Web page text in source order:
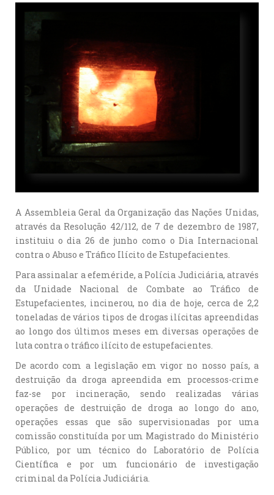
A Assembleia Geral da Organização das Nações Unidas,
através da Resolução 42/112, de 7 de dezembro de 1987,
instituiu o dia 26 de junho como o Dia Internacional
contra o Abuso e Tráfico Ilícito de Estupefacientes.
Para assinalar a efeméride, a Polícia Judiciária, através
da Unidade Nacional de Combate ao Tráfico de
Estupefacientes, incinerou, no dia de hoje, cerca de 2,2
toneladas de vários tipos de drogas ilícitas apreendidas
ao longo dos últimos meses em diversas operações de
luta contra o tráfico ilícito de estupefacientes.
De acordo com a legislação em vigor no nosso país, a
destruição da droga apreendida em processos-crime
faz-se por incineração, sendo realizadas várias
operações de destruição de droga ao longo do ano,
operações essas que são supervisionadas por uma
comissão constituída por um Magistrado do Ministério
Público, por um técnico do Laboratório de Polícia
Científica e por um funcionário de investigação
criminal da Polícia Judiciária.